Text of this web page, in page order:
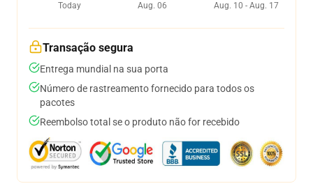
Today
Aug. 06
Aug. 10 - Aug. 17
Transação segura
Entrega mundial na sua porta
Número de rastreamento fornecido para todos os
pacotes
Reembolso total se o produto não for recebido